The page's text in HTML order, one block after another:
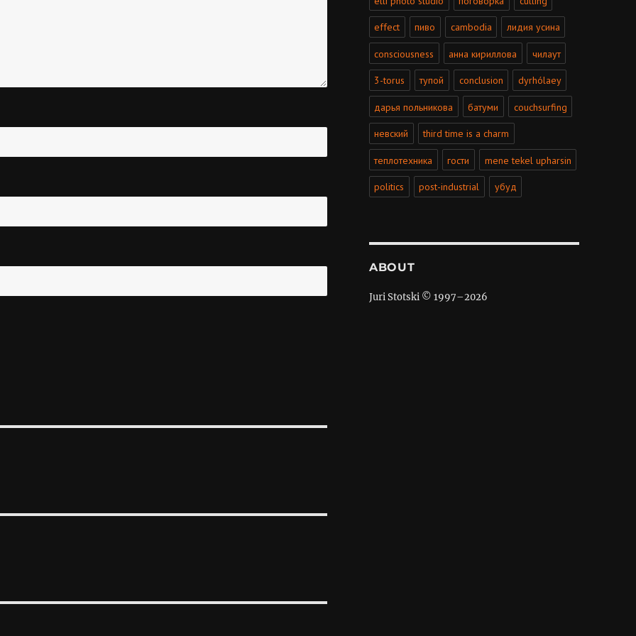
effect пиво cambodia лидия усина
consciousness анна кириллова чилаут
3-torus тупой conclusion dyrhólaey
дарья польникова батуми couchsurfing
невский third time is a charm
теплотехника гости mene tekel upharsin
politics post-industrial убуд
ABOUT
Juri Stotski © 1997–2026